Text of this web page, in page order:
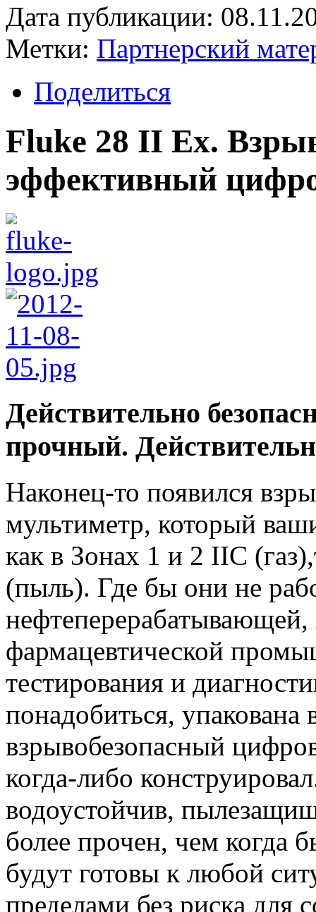
Дата публикации:
Метки: Партнерский
Поделиться
Fluke 28 II Ex.
эффективный
Действительно
прочный.
Наконец-то появился
мультиметр, который
как в Зонах 1 и 2 IIC
(пыль). Где бы они не
фармацевтической
тестирования и
понадобиться,
взрывобезопасный
когда-либо
водоустойчив,
более прочен, чем
будут готовы к любой
пределами без риска для